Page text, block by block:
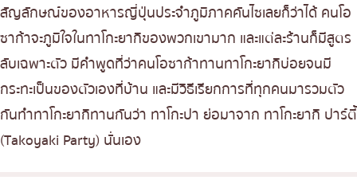
สัญลักษณ์ของอาหารญี่ปุ่นประจำภูมิภาคคันไซเลยก็ว่าได้ คนโอ
ซาก้าจะภูมิใจในทาโกะยากิของพวกเขามาก และแต่ละร้านก็มีสูตร
ลับเฉพาะตัว มีคำพูดที่ว่าคนโอซาก้าทานทาโกะยากิบ่อยจนมี
กระทะเป็นของตัวเองที่บ้าน และมีวิธีเรียกการที่ทุกคนมารวมตัว
กันทำทาโกะยากิทานกันว่า ทาโกะปา ย่อมาจาก ทาโกะยากิ ปาร์ตี้
(Takoyaki Party) นั่นเอง